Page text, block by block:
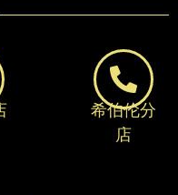
希伯伦分
店